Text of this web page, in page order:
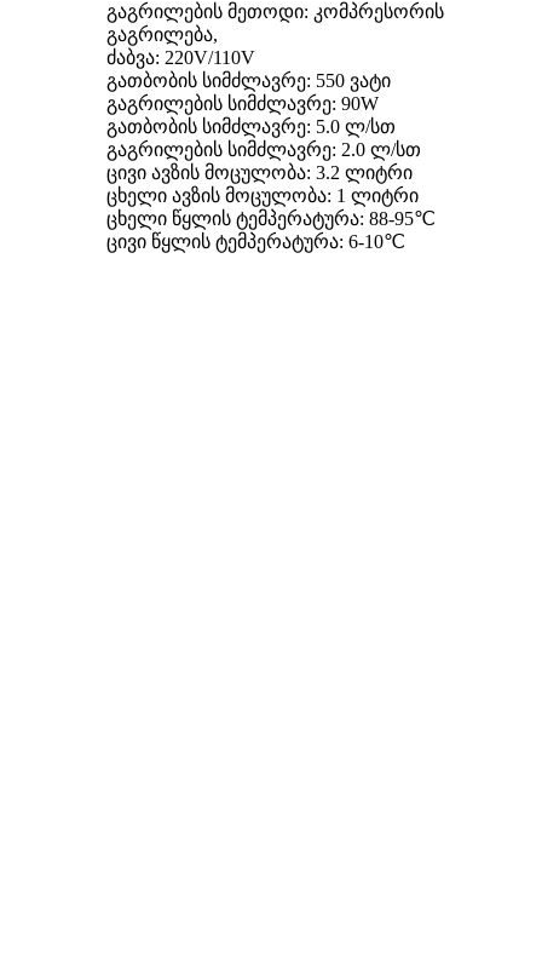
გაგრილების მეთოდი: კომპრესორის
გაგრილება,
ძაბვა: 220V/110V
გათბობის სიმძლავრე: 550 ვატი
გაგრილების სიმძლავრე: 90W
გათბობის სიმძლავრე: 5.0 ლ/სთ
გაგრილების სიმძლავრე: 2.0 ლ/სთ
ცივი ავზის მოცულობა: 3.2 ლიტრი
ცხელი ავზის მოცულობა: 1 ლიტრი
ცხელი წყლის ტემპერატურა: 88-95℃
ცივი წყლის ტემპერატურა: 6-10℃